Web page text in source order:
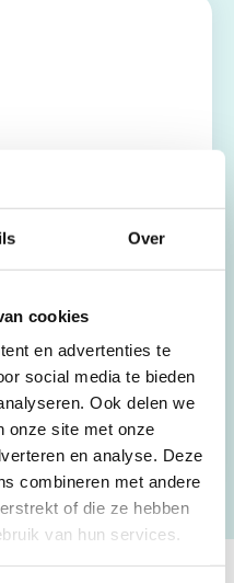
Over
cookies
en advertenties te
social media te bieden
Ook delen we
onze site met onze
en analyse. Deze
combineren met andere
of die ze hebben
van hun services.